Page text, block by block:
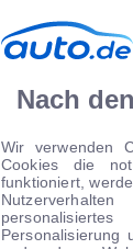
Nach
Wir verwenden
Cookies die
funktioniert,
Personalisierung